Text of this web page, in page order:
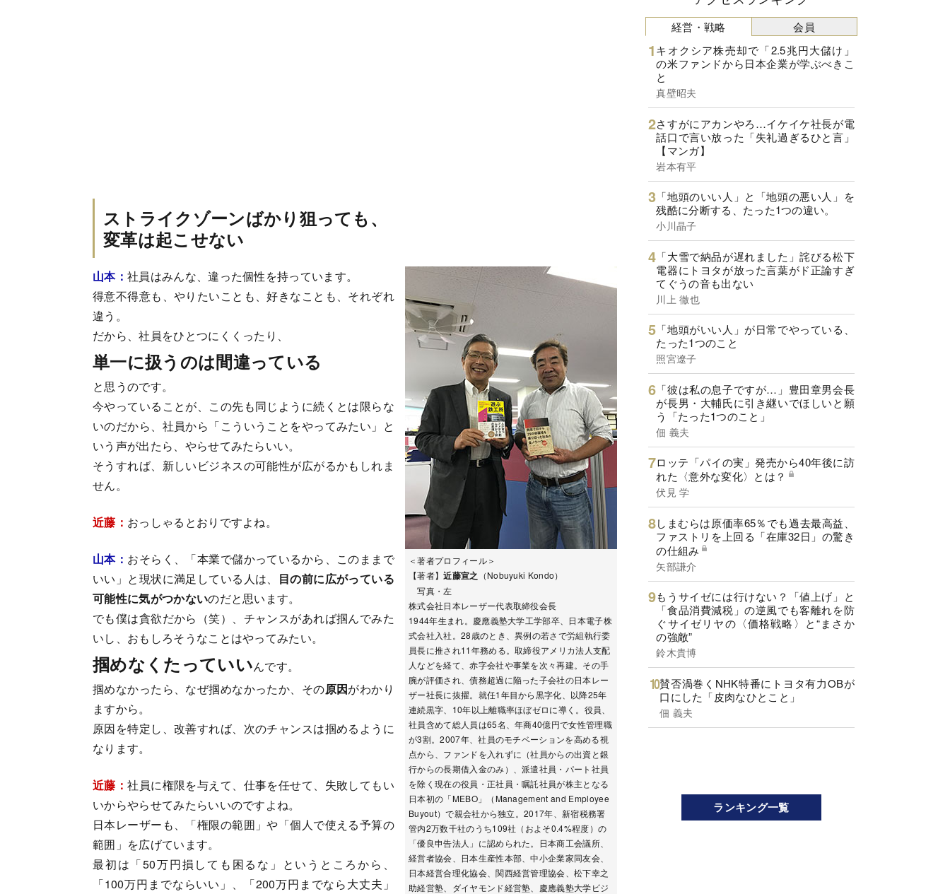
ストライクゾーンばかり狙っても、
変革は起こせない
＜著者プロフィール＞
【著者】近藤宣之 （Nobuyuki Kondo）
写真・左
株式会社日本レーザー代表取締役会長
1944年生まれ。慶應義塾大学工学部卒、日本電子株
式会社入社。28歳のとき、異例の若さで労組執行委
員長に推され11年務める。取締役アメリカ法人支配
人などを経て、赤字会社や事業を次々再建。その手
腕が評価され、債務超過に陥った子会社の日本レー
ザー社長に抜擢。就任1年目から黒字化、以降25年
連続黒字、10年以上離職率ほぼゼロに導く。役員、
社員含めて総人員は65名、年商40億円で女性管理職
が3割。2007年、社員のモチベーションを高める視
点から、ファンドを入れずに（社員からの出資と銀
行からの長期借入金のみ）、派遣社員・パート社員
を除く現在の役員・正社員・嘱託社員が株主となる
日本初の「MEBO」（Management and Employee
Buyout）で親会社から独立。2017年、新宿税務署
管内2万数千社のうち109社（およそ0.4%程度）の
「優良申告法人」に認められた。日本商工会議所、
経営者協会、日本生産性本部、中小企業家同友会、
日本経営合理化協会、関西経営管理協会、松下幸之
助経営塾、ダイヤモンド経営塾、慶應義塾大学ビジ
山本： 社員はみんな、違った個性を持っています。
得意不得意も、やりたいことも、好きなことも、それぞれ
違う。
だから、社員をひとつにくくったり、
単一に扱うのは間違っている
と思うのです。
今やっていることが、この先も同じように続くとは限らな
いのだから、社員から「こういうことをやってみたい」と
いう声が出たら、やらせてみたらいい。
そうすれば、新しいビジネスの可能性が広がるかもしれま
せん。
近藤： おっしゃるとおりですよね。
山本： おそらく、「本業で儲かっているから、このままで
いい」と現状に満足している人は、 目の前に広がっている
可能性に気がつかないのだと思います。
でも僕は貪欲だから（笑）、チャンスがあれば掴んでみた
いし、おもしろそうなことはやってみたい。
掴めなくたっていいんです。
掴めなかったら、なぜ掴めなかったか、その原因がわかり
ますから。
原因を特定し、改善すれば、次のチャンスは掴めるように
なります。
近藤：社員に権限を与えて、仕事を任せて、失敗してもい
いからやらせてみたらいいのですよね。
日本レーザーも、「権限の範囲」や「個人で使える予算の
範囲」を広げています。
最初は「50万円損しても困るな」というところから、
「100万円までならいい」、「200万円までなら大丈夫」
経営・戦略
キオクシア株売却で「2.5兆円大儲け」
の米ファンドから日本企業が学ぶべきこ
と
真壁昭夫
さすがにアカンやろ…イケイケ社長が電
話口で言い放った「失礼過ぎるひと言」
【マンガ】
岩本有平
「地頭のいい人」と「地頭の悪い人」を
残酷に分断する、たった1つの違い。
小川晶子
「大雪で納品が遅れました」詫びる松下
電器にトヨタが放った言葉がド正論すぎ
てぐうの音も出ない
川上 徹也
「地頭がいい人」が日常でやっている、
たった1つのこと
照宮遼子
「彼は私の息子ですが…」豊田章男会長
が長男・大輔氏に引き継いでほしいと願
う「たった1つのこと」
佃 義夫
ロッテ「パイの実」発売から40年後に訪
れた〈意外な変化〉とは？
伏見 学
しまむらは原価率65％でも過去最高益、
ファストリを上回る「在庫32日」の驚き
の仕組み
矢部謙介
もうサイゼには行けない？「値上げ」と
「食品消費減税」の逆風でも客離れを防
ぐサイゼリヤの〈価格戦略〉と“まさか
の強敵”
鈴木貴博
賛否渦巻くNHK特番にトヨタ有力OBが
口にした「皮肉なひとこと」
佃 義夫
会員
ランキング一覧